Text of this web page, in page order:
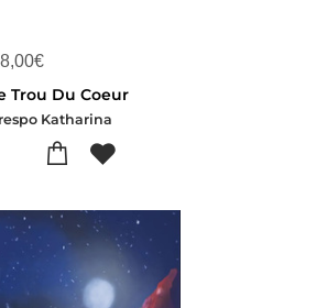
€
Trou Du Coeur
Katharina